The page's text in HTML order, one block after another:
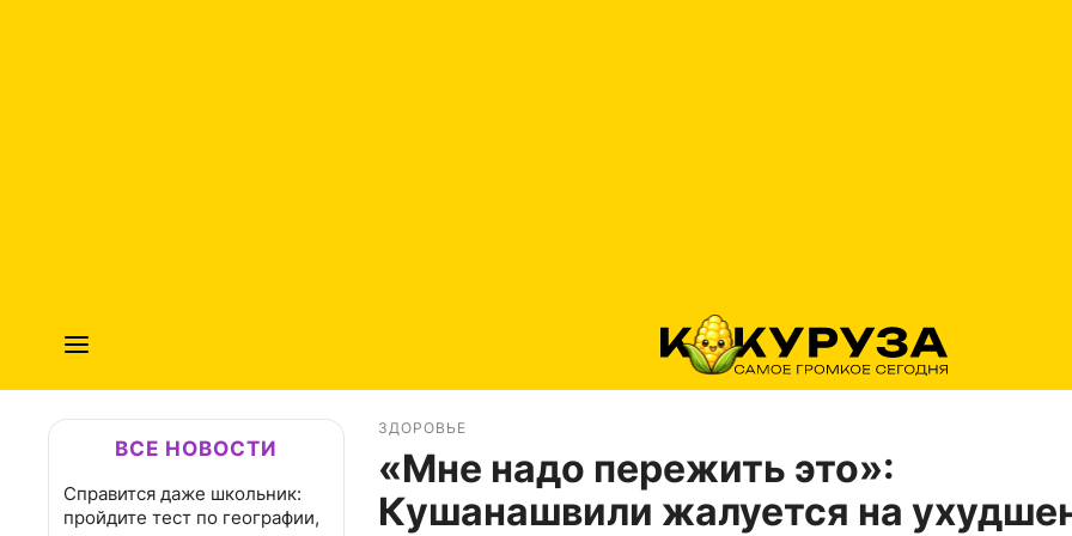
ВСЕ НОВОСТИ
Справится даже школьник:
пройдите тест по географии,
ЗДОРОВЬЕ
«Мне надо пережить это»:
Кушанашвили жалуется на